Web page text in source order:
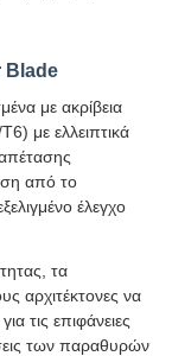
Blade
με ακρίβεια
με ελλειπτικά
από το
έλεγχο
τα
αρχιτέκτονες να
τις επιφάνειες
των παραθυρών